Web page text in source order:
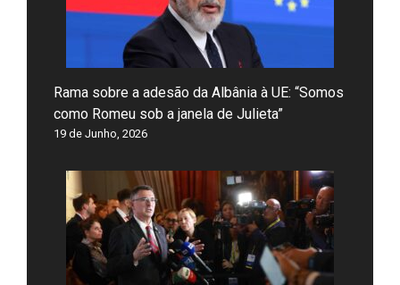
Rama sobre a adesão da Albânia à UE: “Somos
como Romeu sob a janela de Julieta”
19 de Junho, 2026